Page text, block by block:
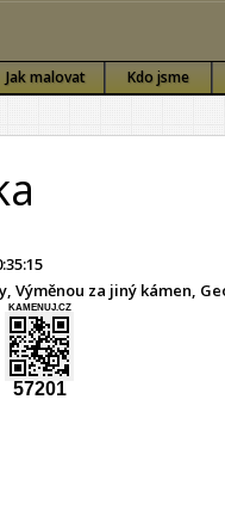
Jak malovat Kdo jsme
Výměnou za jiný kámen,
KAMENUJ.CZ
57201